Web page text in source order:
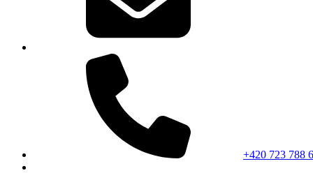
+420 723 788